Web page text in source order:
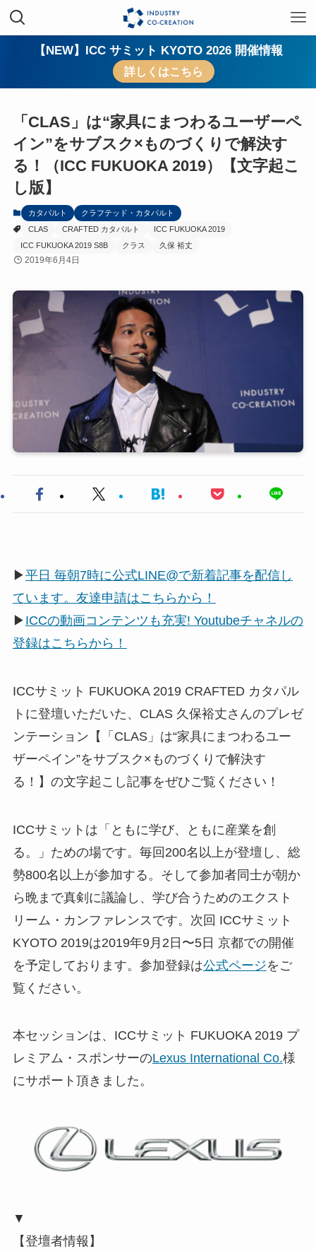
【NEW】ICC サミット KYOTO 2026 開催情報
詳しくはこちら
「CLAS」は“家具にまつわるユーザーペ
イン”をサブスク×ものづくりで解決す
る！（ICC FUKUOKA 2019）【文字起こ
し版】
カタパルト
クラフテッド・カタパルト
CLAS
CRAFTED カタパルト
ICC FUKUOKA 2019
ICC FUKUOKA 2019 S8B
クラス 久保 裕丈
2019年6月4日
▶平日 毎朝7時に公式LINE@で新着記事を配信し
ています。友達申請はこちらから！
▶ ICCの動画コンテンツも充実! Youtubeチャネルの
登録はこちらから！
ICCサミット FUKUOKA 2019 CRAFTED カタパル
トに登壇いただいた、CLAS 久保裕丈さんのプレゼ
ンテーション【「CLAS」は“家具にまつわるユー
ザーペイン”をサブスク×ものづくりで解決す
る！】の文字起こし記事をぜひご覧ください！
ICCサミットは「ともに学び、ともに産業を創
る。」ための場です。毎回200名以上が登壇し、総
勢800名以上が参加する。そして参加者同士が朝か
ら晩まで真剣に議論し、学び合うためのエクスト
リーム・カンファレンスです。次回 ICCサミット
KYOTO 2019は2019年9月2日〜5日 京都での開催
を予定しております。参加登録は公式ページをご
覧ください。
本セッションは、ICCサミット FUKUOKA 2019 プ
レミアム・スポンサーのLexus International Co.様
にサポート頂きました。
▼
【登壇者情報】